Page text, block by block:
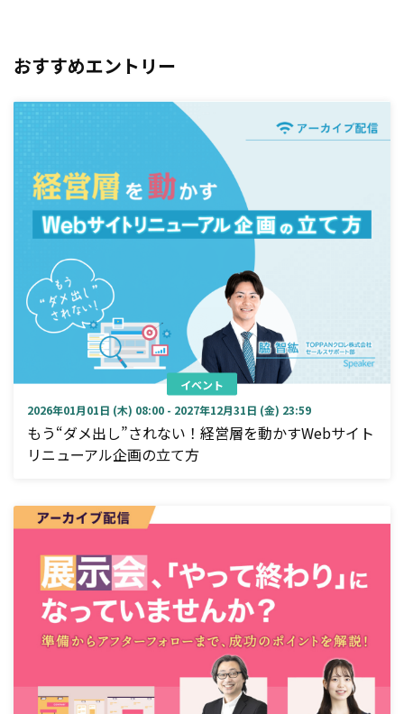
おすすめエントリー
イベント
2026年01月01日 (木) 08:00 - 2027年12月31日 (金) 23:59
もう“ダメ出し”されない！経営層を動かすWebサイト
リニューアル企画の立て方